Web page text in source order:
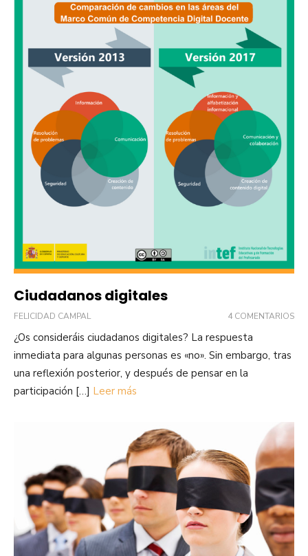
Ciudadanos digitales
FELICIDAD CAMPAL 4 COMENTARIOS
¿Os consideráis ciudadanos digitales? La respuesta
inmediata para algunas personas es «no». Sin embargo, tras
una reflexión posterior, y después de pensar en la
participación […] Leer más